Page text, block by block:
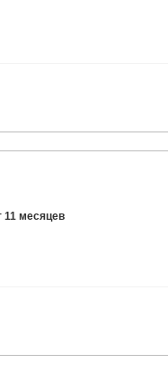
11 месяцев